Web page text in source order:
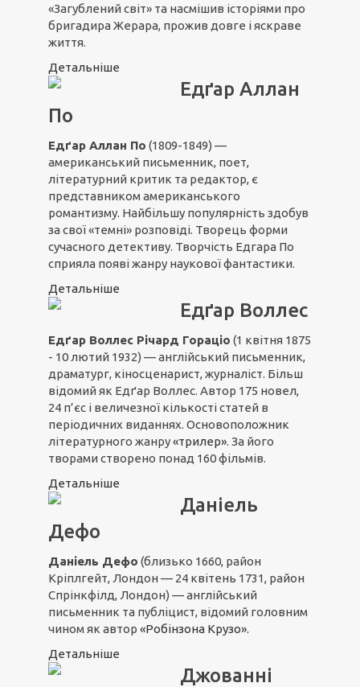
«Загублений світ» та насмішив історіями про
бригадира Жерара, прожив довге і яскраве
життя.
Детальніше
Едґар Аллан
По
Едґар Аллан По (1809-1849) —
американський письменник, поет,
літературний критик та редактор, є
представником американського
романтизму. Найбільшу популярність здобув
за свої «темні» розповіді. Творець форми
сучасного детективу. Творчість Едгара По
сприяла появі жанру наукової фантастики.
Детальніше
Едґар Воллес
Едґар Воллес Річард Гораціо (1 квітня 1875
- 10 лютий 1932) — англійський письменник,
драматург, кіносценарист, журналіст. Більш
відомий як Едґар Воллес. Автор 175 новел,
24 п’єс і величезної кількості статей в
періодичних виданнях. Основоположник
літературного жанру«трилер». За його
творами створено понад 160 фільмів.
Детальніше
Даніель
Дефо
Даніель Дефо (близько 1660, район
Кріплгейт, Лондон — 24 квітень 1731, район
Спрінкфілд, Лондон) — англійський
письменник та публіцист, відомий головним
чином як автор «Робінзона Крузо».
Детальніше
Джованні